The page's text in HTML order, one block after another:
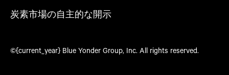
炭素市場の自主的な開示
©{current_year} Blue Yonder Group, Inc. All rights reserved.